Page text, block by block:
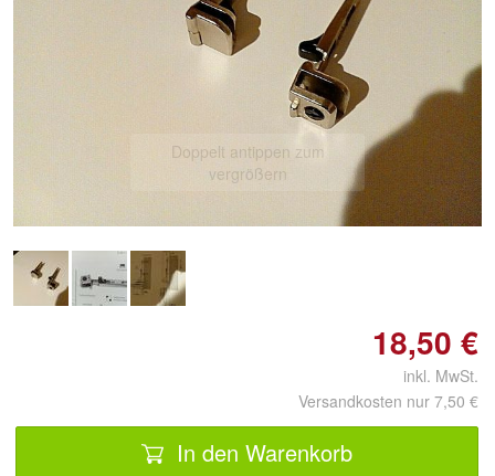
Doppelt antippen zum
vergrößern
18,50 €
inkl. MwSt.
Versandkosten nur 7,50 €
In den Warenkorb